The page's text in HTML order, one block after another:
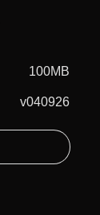
100MB
v040926